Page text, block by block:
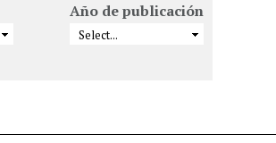
Año de publicación